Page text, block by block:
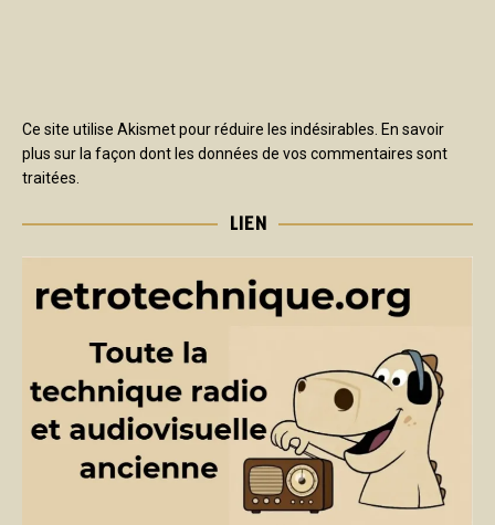
Ce site utilise Akismet pour réduire les indésirables. En savoir
plus sur la façon dont les données de vos commentaires sont
traitées.
LIEN